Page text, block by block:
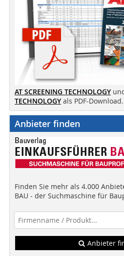
AT SCREENING TECHNOLOGY
TECHNOLOGY als PDF-Download.
Anbieter finden
Finden Sie mehr als 4.000
BAU - der Suchmaschine für
Anbieter